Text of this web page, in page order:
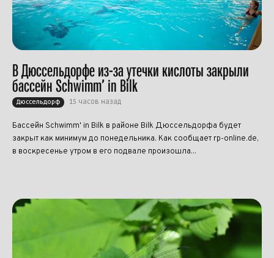
В Дюссельдорфе из-за утечки кислоты закрыли
бассейн Schwimm’ in Bilk
Дюссельдорф 15 часов назад
Бассейн Schwimm' in Bilk в районе Bilk Дюссельдорфа будет
закрыт как минимум до понедельника. Как сообщает rp-online.de,
в воскресенье утром в его подвале произошла...